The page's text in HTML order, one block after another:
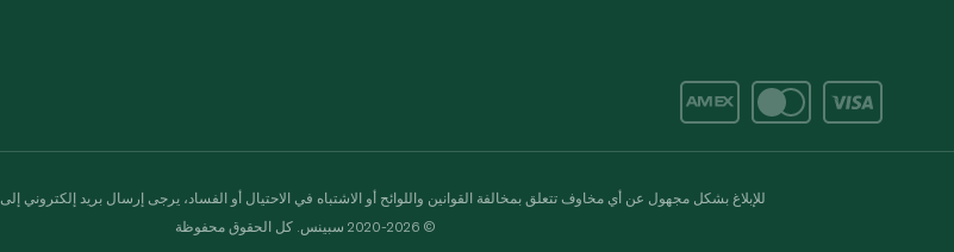
للإبلاغ بشكل مجهول عن أي مخاوف تتعلق بمخالفة القوانين واللوائح أو الاشتباه في الاحتيال أو الفساد، يرجى إرسال بريد إلكتروني إلى
© 2020-2026 سبينس. كل الحقوق محفوظة